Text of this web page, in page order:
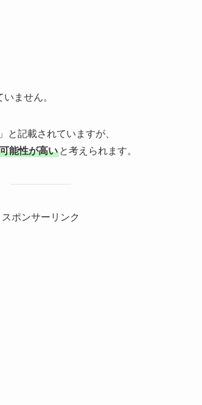
ません。
と記載されていますが、
能性が高い と考えられます。
スポンサーリンク